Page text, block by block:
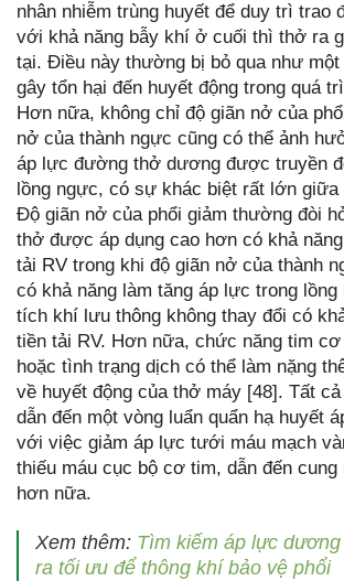
nhân nhiễm trùng huyết để duy trì trao
với khả năng bẫy khí ở cuối thì thở ra
tại. Điều này thường bị bỏ qua như
gây tổn hại đến huyết động trong quá
Hơn nữa, không chỉ độ giãn nở của
nở của thành ngực cũng có thể ảnh
áp lực đường thở dương được truyền
lồng ngực, có sự khác biệt rất lớn giữa
Độ giãn nở của phổi giảm thường đòi
thở được áp dụng cao hơn có khả
tải RV trong khi độ giãn nở của thành
có khả năng làm tăng áp lực trong
tích khí lưu thông không thay đổi có
tiền tải RV. Hơn nữa, chức năng tim
hoặc tình trạng dịch có thể làm nặng
về huyết động của thở máy [48]. Tất
dẫn đến một vòng luẩn quẩn hạ huyết
với việc giảm áp lực tưới máu mạch
thiếu máu cục bộ cơ tim, dẫn đến
hơn nữa.
Xem thêm: Tìm kiếm áp lực
ra tối ưu để thông khí bảo vệ phổi